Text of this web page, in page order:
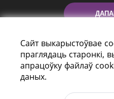
Сайт выкарыстоўвае
праглядаць старонкі,
апрацоўку файлаў
даных.